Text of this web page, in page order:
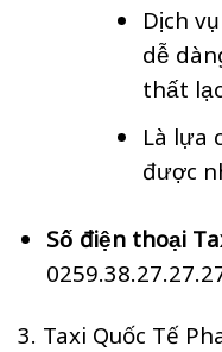
Dịch
dễ
thất
Là lựa
được
Số điện thoại
3. Taxi Quốc Tế